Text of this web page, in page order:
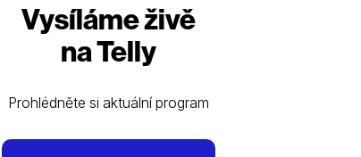
Vysíláme živě
na Telly
Prohlédněte si aktuální program